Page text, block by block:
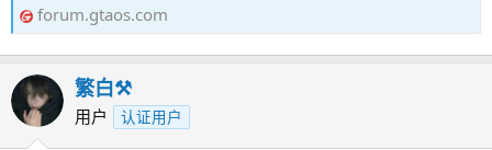
forum.gtaos.com
繁白⚒️
用户 认证用户